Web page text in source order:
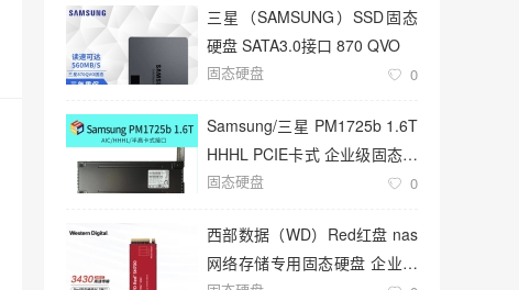
三星（SAMSUNG）SSD固态
硬盘 SATA3.0接口 870 QVO
固态硬盘 0
Samsung/三星 PM1725b 1.6T
HHHL PCIE卡式 企业级固态硬
盘
固态硬盘 0
西部数据（WD）Red红盘 nas
网络存储专用固态硬盘 企业级